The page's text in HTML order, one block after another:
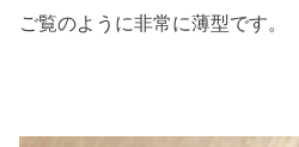
ご覧のように非常に薄型です。